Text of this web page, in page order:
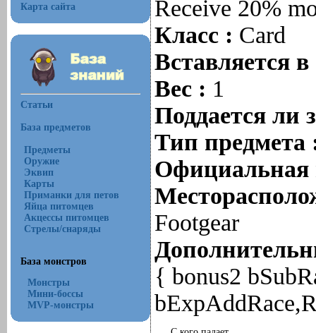
Карта сайта
Статьи
База предметов
Предметы
Оружие
Эквип
Карты
Приманки для петов
Яйца питомцев
Акцессы питомцев
Стрелы/снаряды
База монстров
Монстры
Мини-боссы
MVP-монстры
Receive 20%
Класс : Card
Вставляется
Вес : 1
Поддается ли
Тип
Footgear
{ bonus2